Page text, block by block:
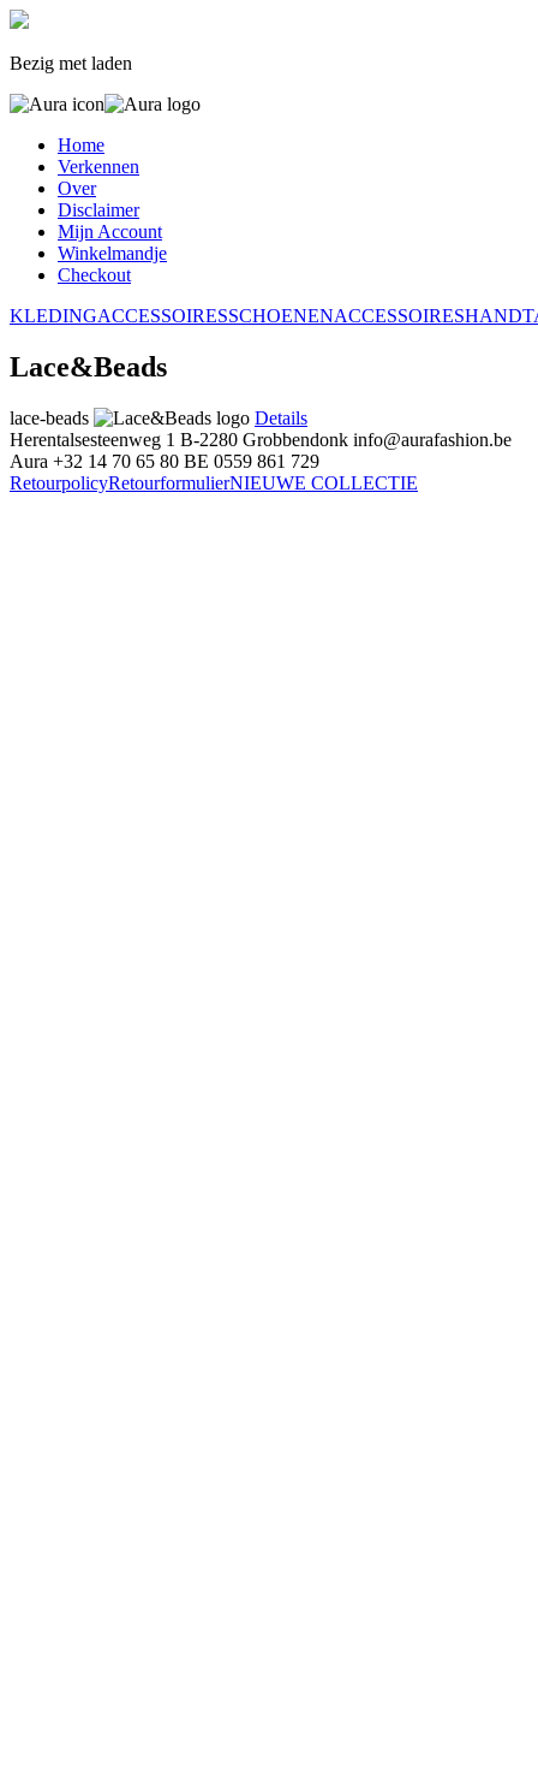
Bezig met laden
Home
Verkennen
Over
Disclaimer
Mijn Account
Winkelmandje
Checkout
KLEDINGACCESSOIRESSCHOENENACCESSOIRES
Lace&Beads
lace-beads
Details
Herentalsesteenweg 1 B-2280 Grobbendonk info@aurafashion.be
Aura +32 14 70 65 80 BE 0559 861 729
RetourpolicyRetourformulierNIEUWE COLLECTIE